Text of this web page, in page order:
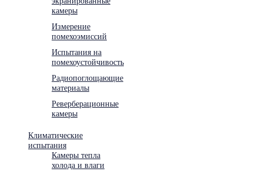
камеры
Измерение
помехоэмиссий
Испытания на
помехоустойчивость
Радиопоглощающие
материалы
Реверберационные
камеры
Климатические
испытания
Камеры тепла
холода и влаги